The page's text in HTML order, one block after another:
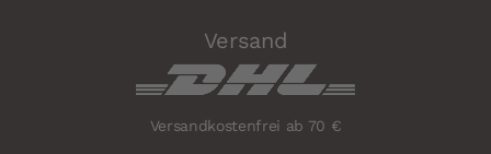
Versand
Versandkostenfrei ab 70 €